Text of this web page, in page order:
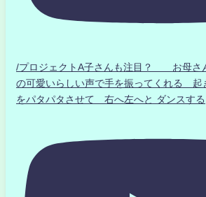
/プロジェクトA子さんも注目？ お母さ
の可愛いらしい声で手を振ってくれる 起
をパタパタさせて 右へ左へと ダンスする